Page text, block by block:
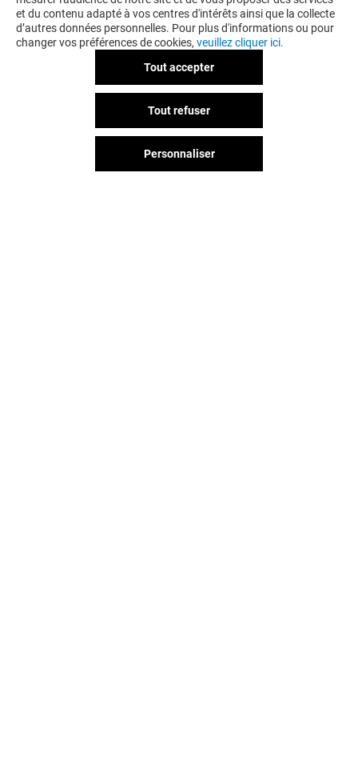
et du contenu adapté à vos centres d'intérêts ainsi que la collecte
d’autres données personnelles. Pour plus d'informations ou pour
changer vos préférences de cookies, veuillez cliquer ici.
Tout accepter
Tout refuser
Personnaliser